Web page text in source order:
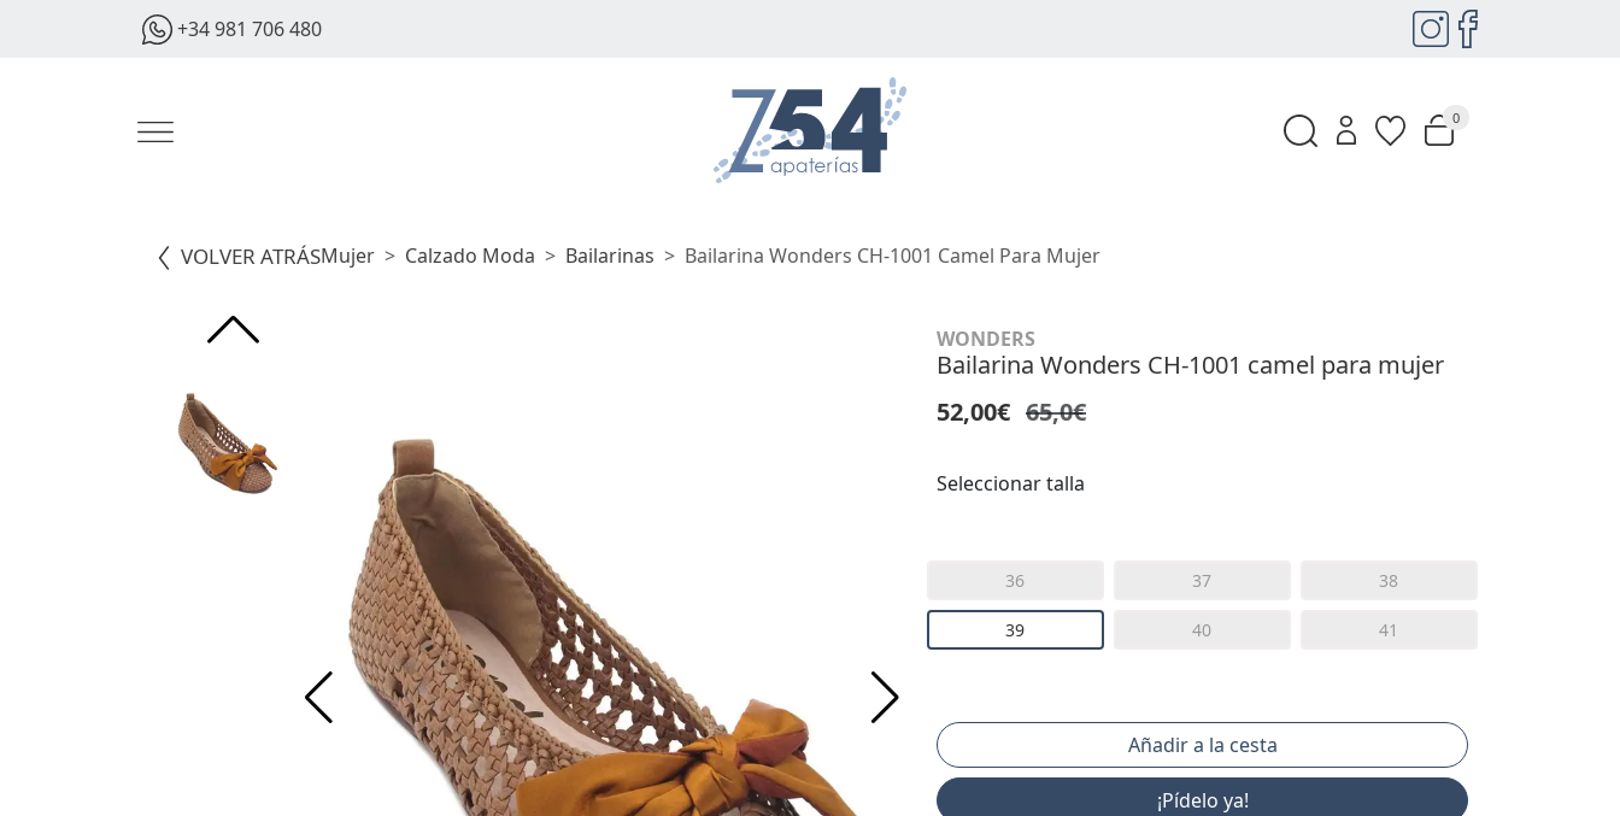
+34 981 706 480
0
VOLVER ATRÁSMujer Calzado Moda Bailarinas Bailarina Wonders CH-1001 Camel Para Mujer
WONDERS
Bailarina Wonders CH-1001 camel para mujer
52,00€ 65,0€
Seleccionar talla
36 37 38
39 40 41
¡Pídelo ya!